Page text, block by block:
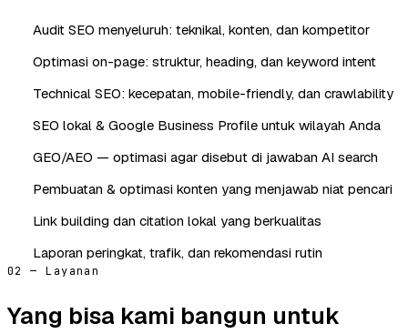
Audit SEO menyeluruh: teknikal, konten, dan kompetitor
Optimasi on-page: struktur, heading, dan keyword intent
Technical SEO: kecepatan, mobile-friendly, dan crawlability
SEO lokal & Google Business Profile untuk wilayah Anda
GEO/AEO — optimasi agar disebut di jawaban AI search
Pembuatan & optimasi konten yang menjawab niat pencari
Link building dan citation lokal yang berkualitas
Laporan peringkat, trafik, dan rekomendasi rutin
02 — Layanan
Yang bisa kami bangun untuk